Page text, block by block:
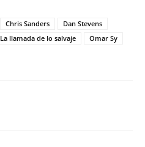
Chris Sanders
Dan Stevens
La llamada de lo salvaje
Omar Sy